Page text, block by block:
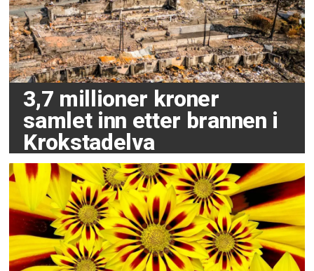
3,7 millioner kroner
samlet inn etter brannen i
Krokstadelva